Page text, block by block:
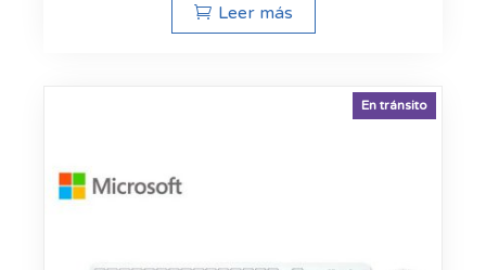
Leer más
En tránsito